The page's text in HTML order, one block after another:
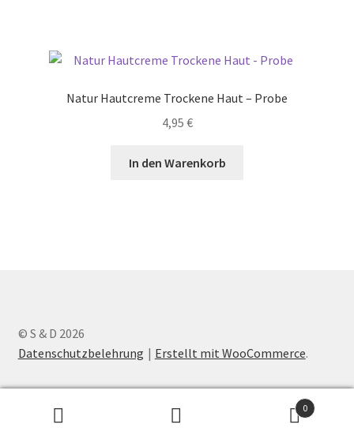
Natur Hautcreme Trockene Haut – Probe
4,95 €
In den Warenkorb
© S & D 2026
Datenschutzbelehrung
Erstellt mit WooCommerce.
0